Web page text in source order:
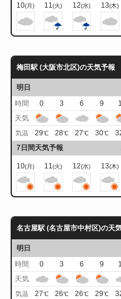
10(月) 11(火) 12(水) 13(木)
梅田駅 (大阪市北区)の天気予報
明日
時間
0 3 6 9
天気
気温 29℃ 28℃ 27℃ 30℃
7日間天気予報
10(月) 11(火) 12(水) 13(木)
名古屋駅 (名古屋市中村区)の天
明日
時間
0 3 6 9
天気
気温 27℃ 26℃ 26℃ 29℃